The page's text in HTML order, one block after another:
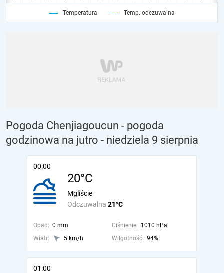
Temperatura Temp. odczuwalna
Pogoda Chenjiagoucun - pogoda
godzinowa na jutro - niedziela 9 sierpnia
00:00
20°C
Odczuwalna 21°C
Mgliście
Opad: 0 mm Ciśnienie: 1010 hPa
Wiatr:
5 km/h Wilgotność: 94%
01:00